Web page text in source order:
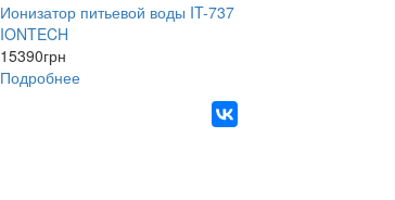
Ионизатор питьевой воды IT-737
IONTECH
15390грн
Подробнее